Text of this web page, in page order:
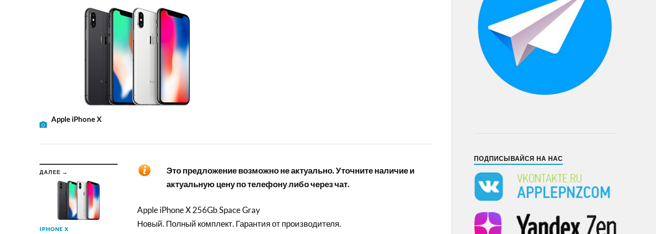
Apple iPhone X
ДАЛЕЕ →
IPHONE X
Это предложение возможно не актуально. Уточните наличие и
актуальную цену по телефону либо через чат.
Apple iPhone X 256Gb Space Gray
Новый. Полный комплект. Гарантия от производителя.
ПОДПИСЫВАЙСЯ НА НАС